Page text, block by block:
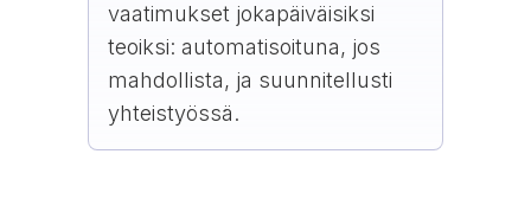
vaatimukset jokapäiväisiksi
teoiksi: automatisoituna, jos
mahdollista, ja suunnitellusti
yhteistyössä.